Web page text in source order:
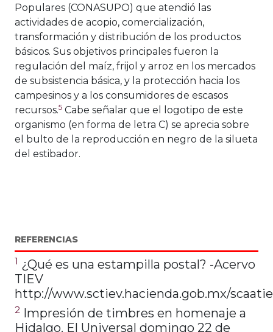
Populares (CONASUPO) que atendió las
actividades de acopio, comercialización,
transformación y distribución de los productos
básicos. Sus objetivos principales fueron la
regulación del maíz, frijol y arroz en los mercados
de subsistencia básica, y la protección hacia los
campesinos y a los consumidores de escasos
recursos.5 Cabe señalar que el logotipo de este
organismo (en forma de letra C) se aprecia sobre
el bulto de la reproducción en negro de la silueta
del estibador.
REFERENCIAS
1 ¿Qué es una estampilla postal? -Acervo
TIEV
http://www.sctiev.hacienda.gob.mx/
2 Impresión de timbres en homenaje a
Hidalgo. El Universal domingo 22 de